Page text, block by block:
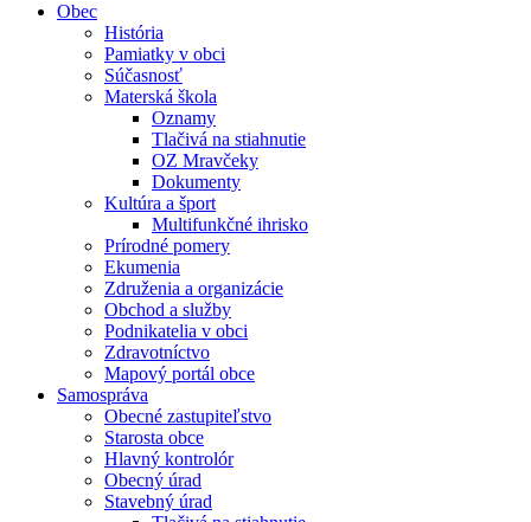
Obec
História
Pamiatky v obci
Súčasnosť
Materská škola
Oznamy
Tlačivá na stiahnutie
OZ Mravčeky
Dokumenty
Kultúra a šport
Multifunkčné ihrisko
Prírodné pomery
Ekumenia
Združenia a organizácie
Obchod a služby
Podnikatelia v obci
Zdravotníctvo
Mapový portál obce
Samospráva
Obecné zastupiteľstvo
Starosta obce
Hlavný kontrolór
Obecný úrad
Stavebný úrad